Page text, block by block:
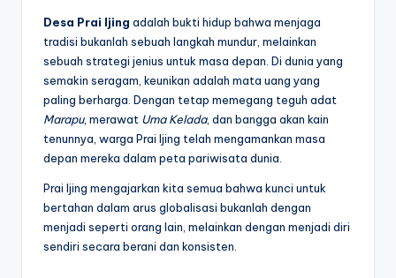
Desa Prai Ijing adalah bukti hidup bahwa menjaga
tradisi bukanlah sebuah langkah mundur, melainkan
sebuah strategi jenius untuk masa depan. Di dunia yang
semakin seragam, keunikan adalah mata uang yang
paling berharga. Dengan tetap memegang teguh adat
Marapu, merawat Uma Kelada, dan bangga akan kain
tenunnya, warga Prai Ijing telah mengamankan masa
depan mereka dalam peta pariwisata dunia.
Prai Ijing mengajarkan kita semua bahwa kunci untuk
bertahan dalam arus globalisasi bukanlah dengan
menjadi seperti orang lain, melainkan dengan menjadi diri
sendiri secara berani dan konsisten.